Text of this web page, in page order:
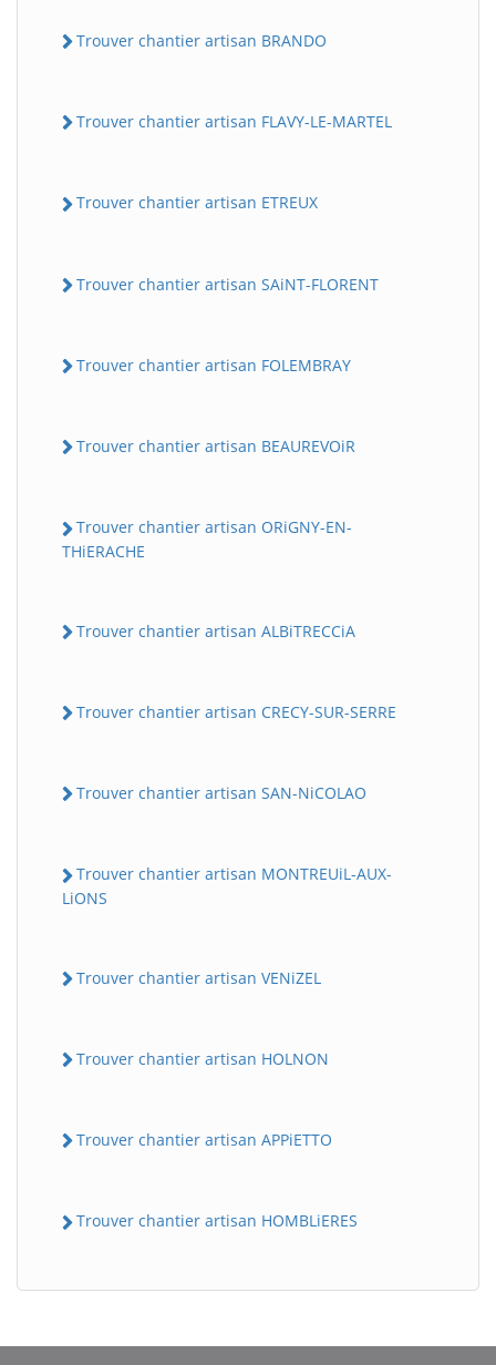
Trouver chantier artisan BRANDO
Trouver chantier artisan FLAVY-LE-MARTEL
Trouver chantier artisan ETREUX
Trouver chantier artisan SAiNT-FLORENT
Trouver chantier artisan FOLEMBRAY
Trouver chantier artisan BEAUREVOiR
Trouver chantier artisan ORiGNY-EN-
THiERACHE
Trouver chantier artisan ALBiTRECCiA
Trouver chantier artisan CRECY-SUR-SERRE
Trouver chantier artisan SAN-NiCOLAO
Trouver chantier artisan MONTREUiL-AUX-
LiONS
Trouver chantier artisan VENiZEL
Trouver chantier artisan HOLNON
Trouver chantier artisan APPiETTO
Trouver chantier artisan HOMBLiERES
BatiWebPro